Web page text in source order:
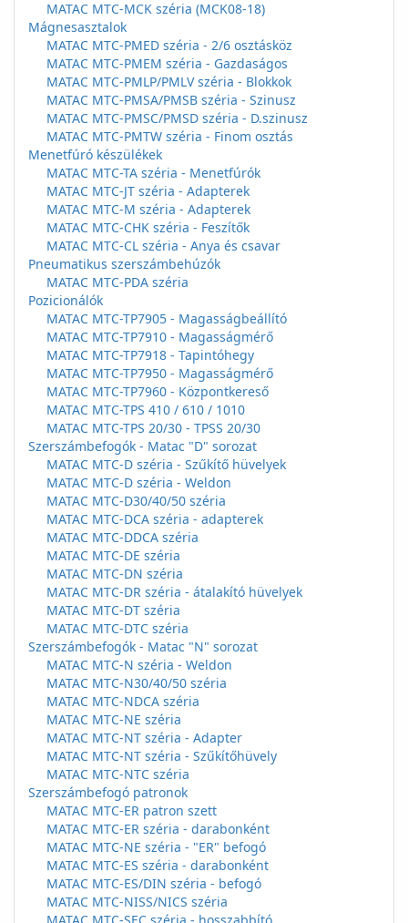
MATAC MTC-MCK széria (MCK08-18)
Mágnesasztalok
MATAC MTC-PMED széria - 2/6 osztásköz
MATAC MTC-PMEM széria - Gazdaságos
MATAC MTC-PMLP/PMLV széria - Blokkok
MATAC MTC-PMSA/PMSB széria - Szinusz
MATAC MTC-PMSC/PMSD széria - D.szinusz
MATAC MTC-PMTW széria - Finom osztás
Menetfúró készülékek
MATAC MTC-TA széria - Menetfúrók
MATAC MTC-JT széria - Adapterek
MATAC MTC-M széria - Adapterek
MATAC MTC-CHK széria - Feszítők
MATAC MTC-CL széria - Anya és csavar
Pneumatikus szerszámbehúzók
MATAC MTC-PDA széria
Pozicionálók
MATAC MTC-TP7905 - Magasságbeállító
MATAC MTC-TP7910 - Magasságmérő
MATAC MTC-TP7918 - Tapintóhegy
MATAC MTC-TP7950 - Magasságmérő
MATAC MTC-TP7960 - Központkereső
MATAC MTC-TPS 410 / 610 / 1010
MATAC MTC-TPS 20/30 - TPSS 20/30
Szerszámbefogók - Matac "D" sorozat
MATAC MTC-D széria - Szűkítő hüvelyek
MATAC MTC-D széria - Weldon
MATAC MTC-D30/40/50 széria
MATAC MTC-DCA széria - adapterek
MATAC MTC-DDCA széria
MATAC MTC-DE széria
MATAC MTC-DN széria
MATAC MTC-DR széria - átalakító hüvelyek
MATAC MTC-DT széria
MATAC MTC-DTC széria
Szerszámbefogók - Matac "N" sorozat
MATAC MTC-N széria - Weldon
MATAC MTC-N30/40/50 széria
MATAC MTC-NDCA széria
MATAC MTC-NE széria
MATAC MTC-NT széria - Adapter
MATAC MTC-NT széria - Szűkítőhüvely
MATAC MTC-NTC széria
Szerszámbefogó patronok
MATAC MTC-ER patron szett
MATAC MTC-ER széria - darabonként
MATAC MTC-NE széria - "ER" befogó
MATAC MTC-ES széria - darabonként
MATAC MTC-ES/DIN széria - befogó
MATAC MTC-NISS/NICS széria